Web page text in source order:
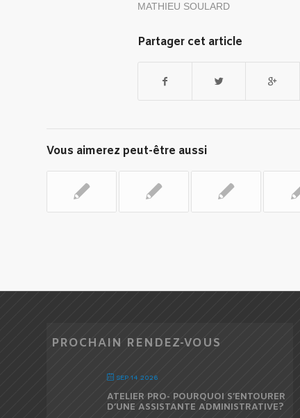
MATHIEU SOULARD
Partager cet article
Vous aimerez peut-être aussi
PROCHAIN RENDEZ-VOUS
SEP 14 2026
ATELIER PRO- POURQUOI S’ENTOURER
D’UNE ASSISTANTE ADMINISTRATIVE?